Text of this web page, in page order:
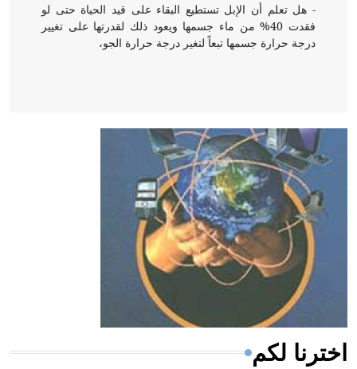
- هل تعلم أن الإبل تستطيع البقاء على قيد الحياة حتى لو
فقدت 40% من ماء جسمها ويعود ذلك لقدرتها على تغيير
درجة حرارة جسمها تبعاً لتغير درجة حرارة الجو،
- هل تعلم أن أبقراط كتب في الطب أربعة مؤلفات هي:
الحكم، الأدلة، تنظيم التغذية، ورسالته في جروح الرأس.
ويعود له الفضل بأنه حرر الطب من الدين والفلسفة.
- هل تعلم أن المرجان إفراز حيواني يتكون في البحر ويتركب
من مادة كربونات الكلسيوم، وهو أحمر أو شديد الحمرة وهو
أجود أنواعه، ويمتاز بكبر الحجم ويسمى الش
اخترنا لكم